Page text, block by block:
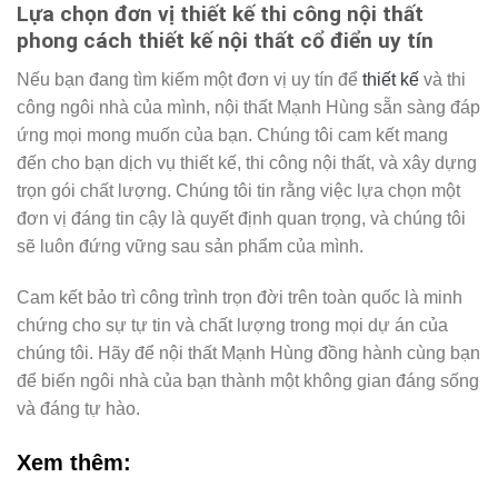
Lựa chọn đơn vị thiết kế thi công nội thất
phong cách thiết kế nội thất cổ điển uy tín
Nếu bạn đang tìm kiếm một đơn vị uy tín để thiết kế và thi
công ngôi nhà của mình, nội thất Mạnh Hùng sẵn sàng đáp
ứng mọi mong muốn của bạn. Chúng tôi cam kết mang
đến cho bạn dịch vụ thiết kế, thi công nội thất, và xây dựng
trọn gói chất lượng. Chúng tôi tin rằng việc lựa chọn một
đơn vị đáng tin cậy là quyết định quan trọng, và chúng tôi
sẽ luôn đứng vững sau sản phẩm của mình.
Cam kết bảo trì công trình trọn đời trên toàn quốc là minh
chứng cho sự tự tin và chất lượng trong mọi dự án của
chúng tôi. Hãy để nội thất Mạnh Hùng đồng hành cùng bạn
để biến ngôi nhà của bạn thành một không gian đáng sống
và đáng tự hào.
Xem thêm: